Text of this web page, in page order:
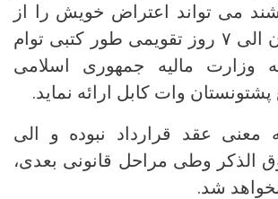
می تواند اعتراض خویش را از
تاریخ نشر اعلان الی ۷ روز تقویمی طور کتبی توام
وزارت مالیه جمهوری اسلامی
پشتونستان وات کابل ارائه نماید.
معنی عقد قرارداد نبوده و الی
الذکر وطی مراحل قانونی بعدی،
شد.